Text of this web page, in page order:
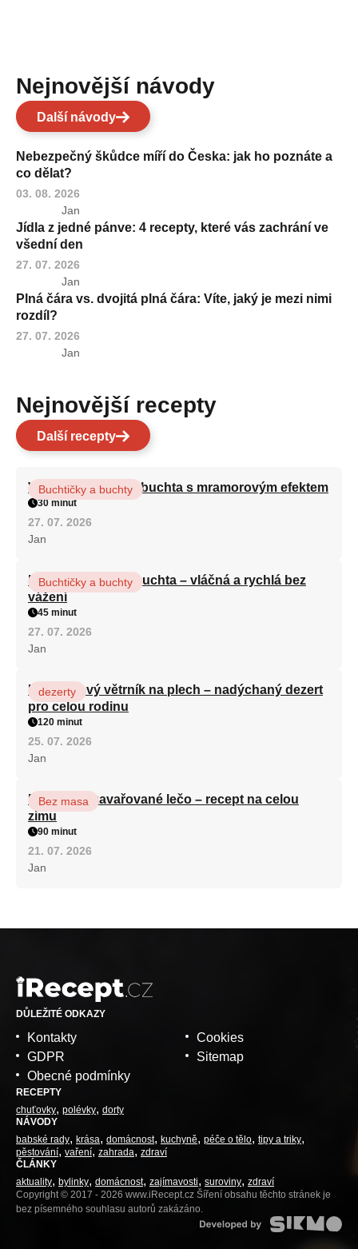
Nejnovější návody
Další návody
Nebezpečný škůdce míří do Česka: jak ho poznáte a
co dělat?
03. 08. 2026
Jan
Jídla z jedné pánve: 4 recepty, které vás zachrání ve
všední den
27. 07. 2026
Jan
Plná čára vs. dvojitá plná čára: Víte, jaký je mezi nimi
rozdíl?
27. 07. 2026
Jan
Nejnovější recepty
Další recepty
Vláčná olejová litá buchta s mramorovým efektem
Buchtičky a buchty
30 minut
27. 07. 2026
Jan
Hrnková maková buchta – vláčná a rychlá bez
vážení
Buchtičky a buchty
45 minut
27. 07. 2026
Jan
Karamelový větrník na plech – nadýchaný dezert
pro celou rodinu
dezerty
120 minut
25. 07. 2026
Jan
Babiččino zavařované lečo – recept na celou
zimu
Bez masa
90 minut
21. 07. 2026
Jan
DŮLEŽITÉ ODKAZY
Kontakty
GDPR
Obecné podmínky
Cookies
Sitemap
RECEPTY
chuťovky polévky dorty
NÁVODY
babské rady krása domácnost kuchyně péče o tělo tipy a triky
pěstování vaření zahrada zdraví
ČLÁNKY
aktuality bylinky domácnost zajímavosti suroviny zdraví
Copyright © 2017 - 2026 www.iRecept.cz Šíření obsahu těchto stránek je
bez písemného souhlasu autorů zakázáno.